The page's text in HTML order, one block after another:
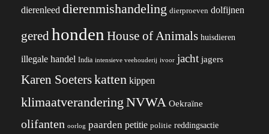
dierenleed dierenmishandeling dierproeven dolfijnen
gered honden House of Animals huisdieren
illegale handel India intensieve veehouderij ivoor jacht jagers
Karen Soeterskatten kippen
klimaatverandering NVWA Oekraïne
olifanten oorlog paarden petitie politie reddingsactie